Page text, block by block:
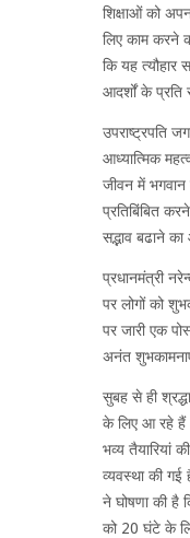
शिक्षाओं को
लिए काम करने
कि यह त्‍यौहार
आदर्शों के प्रति
उपराष्ट्रपति
आध्यात्मिक
जीवन में भगवान
प्रतिबिंबित
सद्भाव बढाने
प्रधानमंत्री
पर लोगों को
पर जारी एक
अनंत
सुबह से ही
के लिए आ रहे
भव्य तैयारियां
व्यवस्था की
ने घोषणा की है
को 20 घंटे के